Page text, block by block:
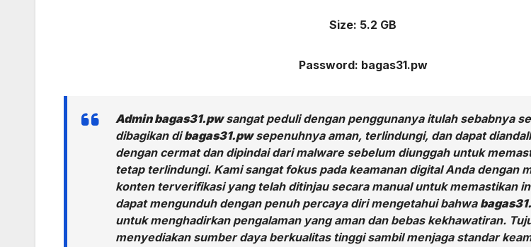
Size: 5.2 GB
Password: bagas31.pw
Admin bagas31.pwsangat peduli dengan penggunanya itulah sebabnya
dibagikan dibagas31.pwsepenuhnya aman, terlindungi, dan dapat
dengan cermat dan dipindai dari malware sebelum diunggah untuk
tetap terlindungi. Kami sangat fokus pada keamanan digital Anda dengan
konten terverifikasi yang telah ditinjau secara manual untuk memastikan
dapat mengunduh dengan penuh percaya diri mengetahui bahwa
untuk menghadirkan pengalaman yang aman dan bebas kekhawatiran.
menyediakan sumber daya berkualitas tinggi sambil menjaga standar